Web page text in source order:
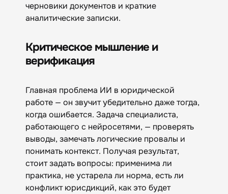
черновики документов и краткие
аналитические записки.
Критическое мышление и
верификация
Главная проблема ИИ в юридической
работе — он звучит убедительно даже тогда,
когда ошибается. Задача специалиста,
работающего с нейросетями, — проверять
выводы, замечать логические провалы и
понимать контекст. Получая результат,
стоит задать вопросы: применима ли
практика, не устарела ли норма, есть ли
конфликт юрисдикций, как это будет